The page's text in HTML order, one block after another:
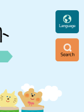
ニ
Language